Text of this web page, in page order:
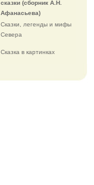
сказки (сборник А.Н.
Афанасьева)
Сказки, легенды и мифы
Севера
Cказка в картинках